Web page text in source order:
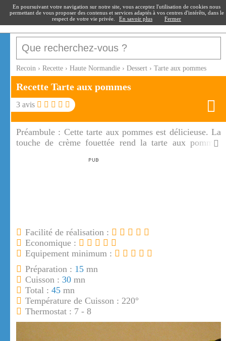
recoin.fr
Recoin › Recette › Haute Normandie › Dessert › Tarte aux pommes
Recette Tarte aux pommes
3 avis
Préambule : Cette tarte aux pommes est délicieuse. La
touche de crème fouettée rend la tarte aux pommes
Facilité de réalisation :
Economique :
Equipement minimum :
Préparation : 15 mn
Cuisson : 30 mn
Total : 45 mn
Température de Cuisson : 220°
Thermostat : 7 - 8
En poursuivant votre navigation sur notre site, vous acceptez l'utilisation de cookies nous
permettant de vous proposer des contenus et services adaptés à vos centres d'intérêts, dans le
respect de votre vie privée.
En savoir plus Fermer